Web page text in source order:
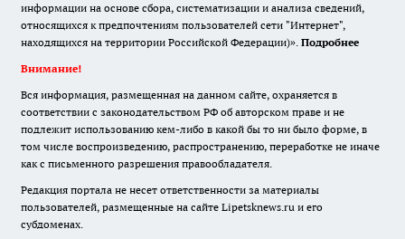
информации на основе сбора, систематизации и анализа сведений,
относящихся к предпочтениям пользователей сети "Интернет",
находящихся на территории Российской Федерации)». Подробнее
Внимание!
Вся информация, размещенная на данном сайте, охраняется в
соответствии с законодательством РФ об авторском праве и не
подлежит использованию кем-либо в какой бы то ни было форме, в
том числе воспроизведению, распространению, переработке не иначе
как с письменного разрешения правообладателя.
Редакция портала не несет ответственности за материалы
пользователей, размещенные на сайте Lipetsknews.ru и его
субдоменах.